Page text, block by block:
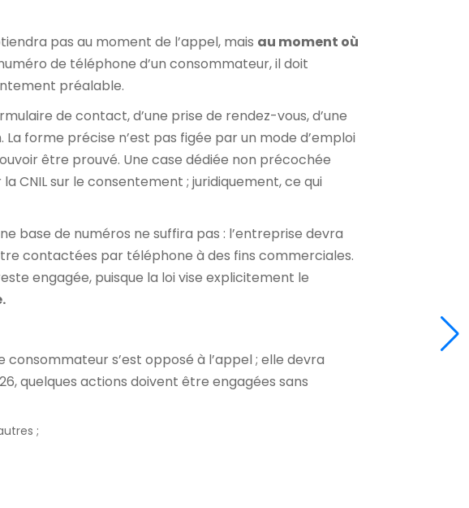
pas au moment de l’appel, mais au moment où
de téléphone d’un consommateur, il doit
préalable.
de contact, d’une prise de rendez-vous, d’une
forme précise n’est pas figée par un mode d’emploi
être prouvé. Une case dédiée non précochée
CNIL sur le consentement ; juridiquement, ce qui
base de numéros ne suffira pas : l’entreprise devra
contactées par téléphone à des fins commerciales.
engagée, puisque la loi vise explicitement le
s’est opposé à l’appel ; elle devra
quelques actions doivent être engagées sans
;